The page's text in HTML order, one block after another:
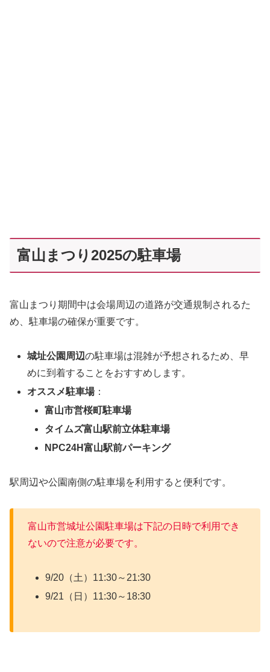
富山まつり2025の駐車場
富山まつり期間中は会場周辺の道路が交通規制されるた
め、駐車場の確保が重要です。
城址公園周辺の駐車場は混雑が予想されるため、早
めに到着することをおすすめします。
オススメ駐車場：
富山市営桜町駐車場
タイムズ富山駅前立体駐車場
NPC24H富山駅前パーキング
駅周辺や公園南側の駐車場を利用すると便利です。
富山市営城址公園駐車場は下記の日時で利用でき
ないので注意が必要です。
9/20（土）11:30～21:30
9/21（日）11:30～18:30